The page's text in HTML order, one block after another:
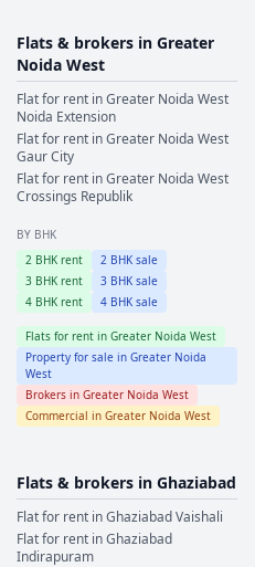
Flats & brokers in Greater
Noida West
Flat for rent inGreater Noida West
Noida Extension
Flat for rent inGreater Noida West
Gaur City
Flat for rent inGreater Noida West
Crossings Republik
BY BHK
2 BHK rent 2 BHK sale
3 BHK rent 3 BHK sale
4 BHK rent 4 BHK sale
Flats for rent in Greater Noida West
Property for sale in Greater Noida
West
Brokers in Greater Noida West
Commercial in Greater Noida West
Flats & brokers in Ghaziabad
Flat for rent inGhaziabadVaishali
Flat for rent inGhaziabad
Indirapuram